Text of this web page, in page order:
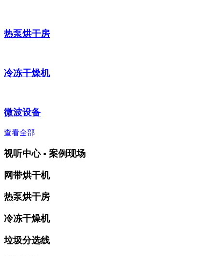
热泵烘干房
冷冻干燥机
微波设备
查看全部
视听中心 ▪ 案例现场
网带烘干机
热泵烘干房
冷冻干燥机
垃圾分选线